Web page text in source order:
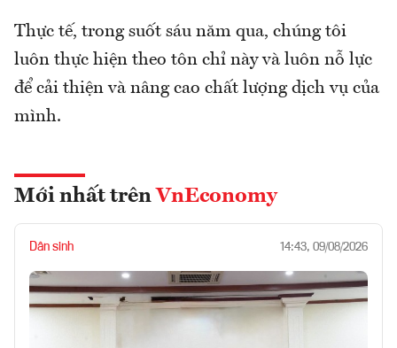
Thực tế, trong suốt sáu năm qua, chúng tôi
luôn thực hiện theo tôn chỉ này và luôn nỗ lực
để cải thiện và nâng cao chất lượng dịch vụ của
mình.
Mới nhất trên VnEconomy
Dân sinh 14:43, 09/08/2026